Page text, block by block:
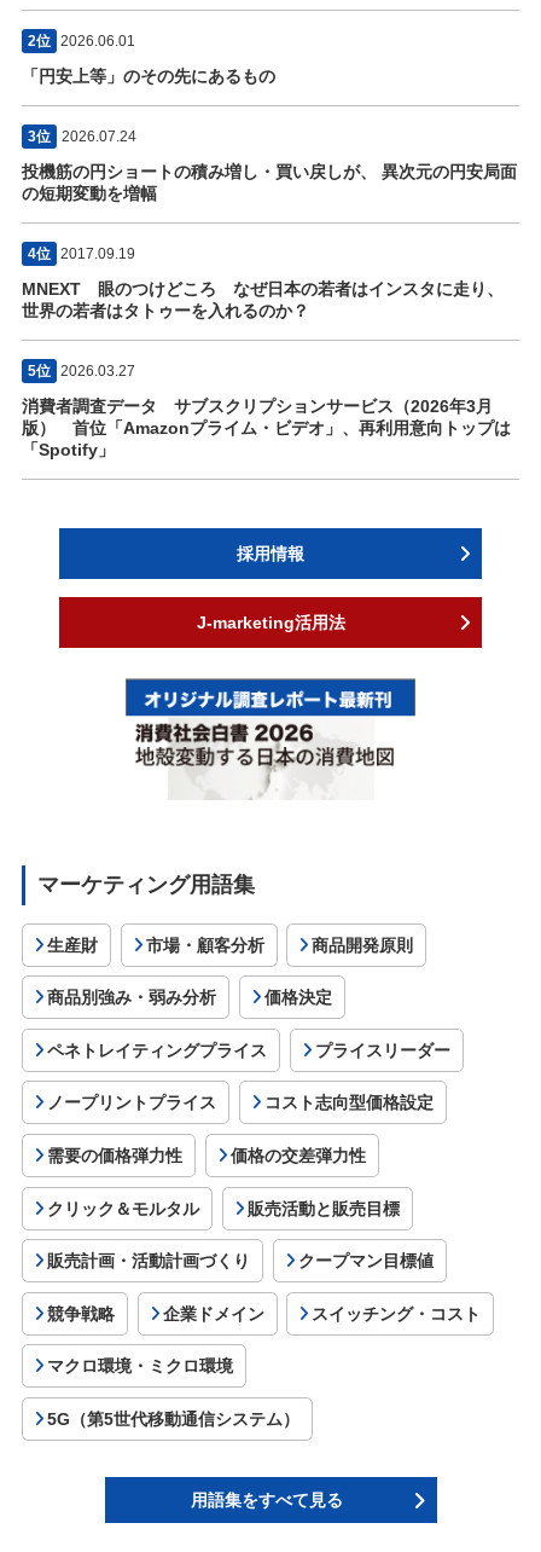
2位 2026.06.01
「円安上等」のその先にあるもの
3位 2026.07.24
投機筋の円ショートの積み増し・買い戻しが、 異次元の円安局面
の短期変動を増幅
4位 2017.09.19
MNEXT 眼のつけどころ なぜ日本の若者はインスタに走り、
世界の若者はタトゥーを入れるのか？
5位 2026.03.27
消費者調査データ サブスクリプションサービス（2026年3月
版） 首位「Amazonプライム・ビデオ」、再利用意向トップは
「Spotify」
採用情報
J-marketing活用法
マーケティング用語集
生産財 市場・顧客分析 商品開発原則
商品別強み・弱み分析 価格決定
ペネトレイティングプライス プライスリーダー
ノープリントプライス コスト志向型価格設定
需要の価格弾力性 価格の交差弾力性
クリック＆モルタル 販売活動と販売目標
販売計画・活動計画づくり クープマン目標値
競争戦略 企業ドメイン スイッチング・コスト
マクロ環境・ミクロ環境
5G（第5世代移動通信システム）
用語集をすべて見る